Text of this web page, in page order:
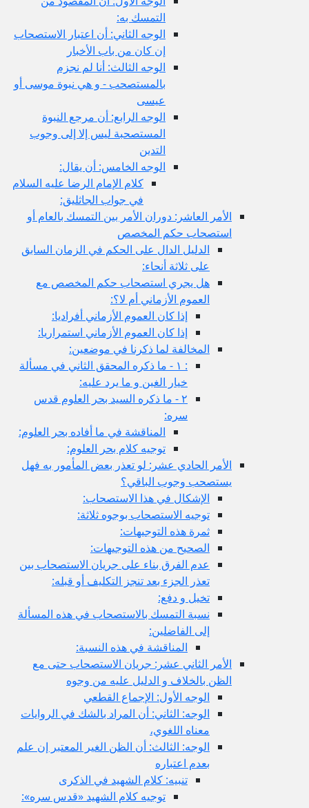
التمسك به:
الوجه الثاني: أن اعتبار الاستصحاب
إن كان من باب الأخبار
الوجه الثالث: أنا لم نجزم
بالمستصحب - و هي نبوة موسى أو
عيسى
الوجه الرابع: أن مرجع النبوة
المستصحبة ليس إلا إلى وجوب
التدين
الوجه الخامس: أن يقال:
كلام الإمام الرضا عليه السلام
في جواب الجاثليق:
الأمر العاشر: دوران الأمر بين التمسك بالعام أو
استصحاب حكم المخصص
الدليل الدال على الحكم في الزمان السابق
على ثلاثة أنحاء:
هل يجري استصحاب حكم المخصص مع
العموم الأزماني أم لا؟:
إذا كان العموم الأزماني أفراديا:
إذا كان العموم الأزماني استمراريا:
المخالفة لما ذكرنا في موضعين:
: ١ - ما ذكره المحقق الثاني في مسألة
خيار الغبن و ما يرد عليه:
٢ - ما ذكره السيد بحر العلوم قدس
سره:
المناقشة في ما أفاده بحر العلوم:
توجيه كلام بحر العلوم:
الأمر الحادي عشر: لو تعذر بعض المأمور به فهل
يستصحب وجوب الباقي؟
الإشكال في هذا الاستصحاب:
توجيه الاستصحاب بوجوه ثلاثة:
ثمرة هذه التوجيهات:
الصحيح من هذه التوجيهات:
عدم الفرق بناء على جريان الاستصحاب بين
تعذر الجزء بعد تنجز التكليف أو قبله:
تخيل و دفع:
نسبة التمسك بالاستصحاب في هذه المسألة
إلى الفاضلين:
المناقشة في هذه النسبة:
الأمر الثاني عشر: جريان الاستصحاب حتى مع
الظن بالخلاف و الدليل عليه من وجوه
الوجه الأول: الإجماع القطعي
الوجه: الثاني: أن المراد بالشك في الروايات
معناه اللغوي،
الوجه: الثالث: أن الظن الغير المعتبر إن علم
بعدم اعتباره
تنبيه: كلام الشهيد في الذكرى
توجيه كلام الشهيد «قدس سره»: